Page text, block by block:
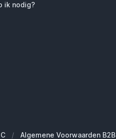
ik nodig?
/ Algemene Voorwaarden B2B